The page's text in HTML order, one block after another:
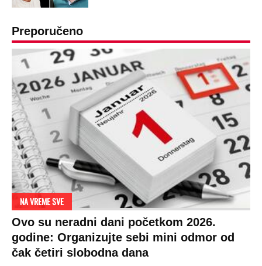
HRVATI GA SLAVILI KAO HEROJA KNINA:
UBIJAO!
DRAMA ZBOG LJUBAVNE PRIČE
Zbog svadbe trudne Srpkinje i Albanca
proradio nacionalizam! Popljuvali ih samo